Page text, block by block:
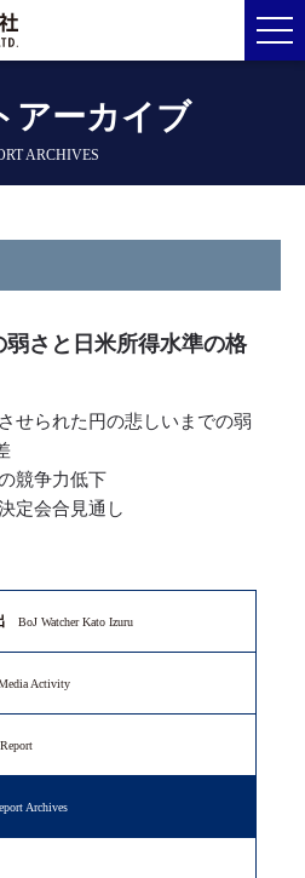
アーカイブ
ARCHIVES
さと日米所得水準の格
せられた円の悲しいまでの弱
競争力低下
定会合見通し
BoJ Watcher Kato Izuru
Activity
Archives